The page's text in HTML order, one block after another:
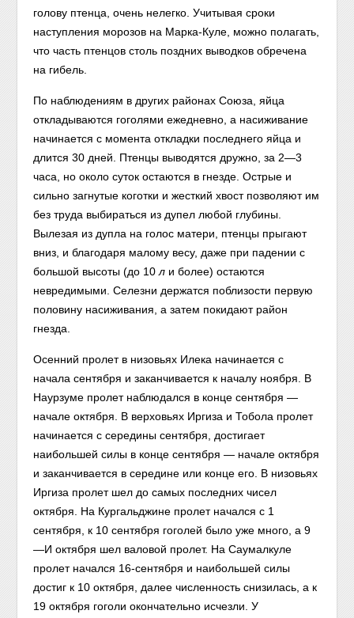
голову птенца, очень нелегко. Учитывая сроки
наступления морозов на Марка-Куле, можно полагать,
что часть птенцов столь поздних выводков обречена
на гибель.
По наблюдениям в других районах Союза, яйца
откладываются гоголями ежедневно, а насиживание
начинается с момента откладки последнего яйца и
длится 30 дней. Птенцы выводятся дружно, за 2—3
часа, но около суток остаются в гнезде. Острые и
сильно загнутые коготки и жесткий хвост позволяют им
без труда выбираться из дупел любой глубины.
Вылезая из дупла на голос матери, птенцы прыгают
вниз, и благодаря малому весу, даже при падении с
большой высоты (до 10л и более) остаются
невредимыми. Селезни держатся поблизости первую
половину насиживания, а затем покидают район
гнезда.
Осенний пролет в низовьях Илека начинается с
начала сентября и заканчивается к началу ноября. В
Наурзуме пролет наблюдался в конце сентября —
начале октября. В верховьях Иргиза и Тобола пролет
начинается с середины сентября, достигает
наибольшей силы в конце сентября — начале октября
и заканчивается в середине или конце его. В низовьях
Иргиза пролет шел до самых последних чисел
октября. На Кургальджине пролет начался с 1
сентября, к 10 сентября гоголей было уже много, а 9
—И октября шел валовой пролет. На Саумалкуле
пролет начался 16-сентября и наибольшей силы
достиг к 10 октября, далее численность снизилась, а к
19 октября гоголи окончательно исчезли. У